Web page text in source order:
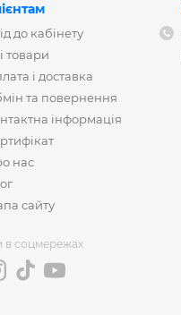
до кабінету
товари
і доставка
та повернення
інформація
нас
сайту
в соцмережах